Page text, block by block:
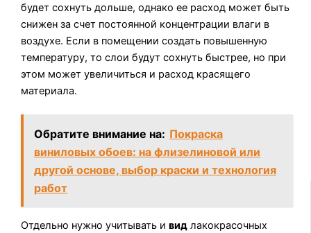
будет сохнуть дольше, однако ее расход может быть
снижен за счет постоянной концентрации влаги в
воздухе. Если в помещении создать повышенную
температуру, то слои будут сохнуть быстрее, но при
этом может увеличиться и расход красящего
материала.
Обратите внимание на: Покраска
виниловых обоев: на флизелиновой или
другой основе, выбор краски и технология
работ
Отдельно нужно учитывать ивид лакокрасочных